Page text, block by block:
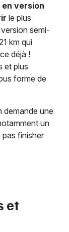
version
le plus
semi-
km qui
déjà !
et plus
forme de
demande une
un
pas finisher
et